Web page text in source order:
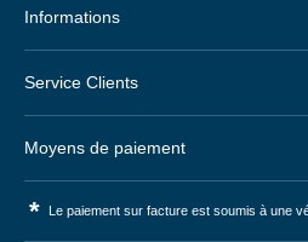
Informations
Service Clients
Moyens de paiement
* Le paiement sur facture est soumis à une